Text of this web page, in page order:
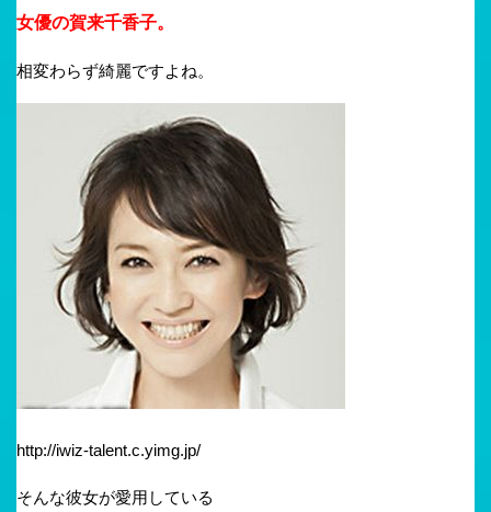
女優の賀来千香子。
相変わらず綺麗ですよね。
http://iwiz-talent.c.yimg.jp/
そんな彼女が愛用している